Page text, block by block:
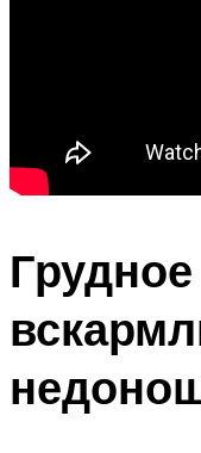
Грудное